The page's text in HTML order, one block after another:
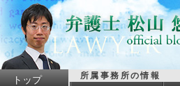
トップ
所属事務所の情報